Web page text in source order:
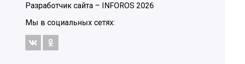
Разработчик сайта –
INFOROS 2026
Мы в социальных сетях: